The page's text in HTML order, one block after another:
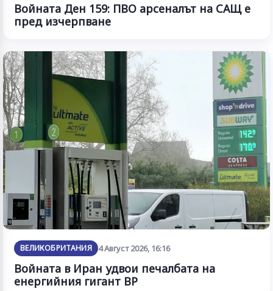
Войната Ден 159: ПВО арсеналът на САЩ е
пред изчерпване
ВЕЛИКОБРИТАНИЯ 4 Август 2026, 16:16
Войната в Иран удвои печалбата на
енергийния гигант BP